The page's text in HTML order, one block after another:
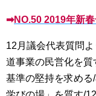
➡NO.50 2019年新
12月議会代表質問
道事業の民営化を
基準の堅持を求め